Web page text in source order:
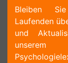
Bleiben
Laufenden
und
unserem